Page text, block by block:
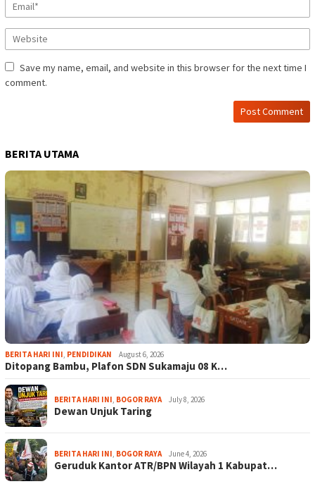
Save my name, email, and website in this browser for the next time I
comment.
BERITA UTAMA
BERITA HARI INI PENDIDIKAN August 6, 2026
Ditopang Bambu, Plafon SDN Sukamaju 08 K…
BERITA HARI INI BOGOR RAYA July 8, 2026
Dewan Unjuk Taring
BERITA HARI INI BOGOR RAYA June 4, 2026
Geruduk Kantor ATR/BPN Wilayah 1 Kabupat…